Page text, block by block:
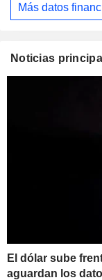
Más datos
Noticias
El dólar sube
aguardan los